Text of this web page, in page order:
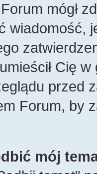
mógł
wiadomość,
Cię
przed
Forum, by
mój